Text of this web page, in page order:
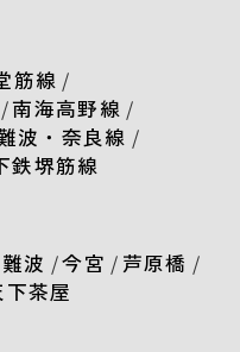
筋線 /
/南海高野線 /
波・奈良線 /
鉄堺筋線
波 /今宮 / 芦原橋 /
下茶屋